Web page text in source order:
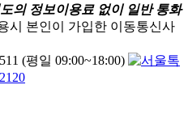
의 정보이용료 없이 일반 통화
시 본인이 가입한 이동통신사
(평일 09:00~18:00)